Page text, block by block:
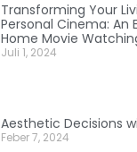
Transforming Your
Personal Cinema: An
Home Movie
Juli 1, 2024
Aesthetic Decisions
Feber 7, 2024